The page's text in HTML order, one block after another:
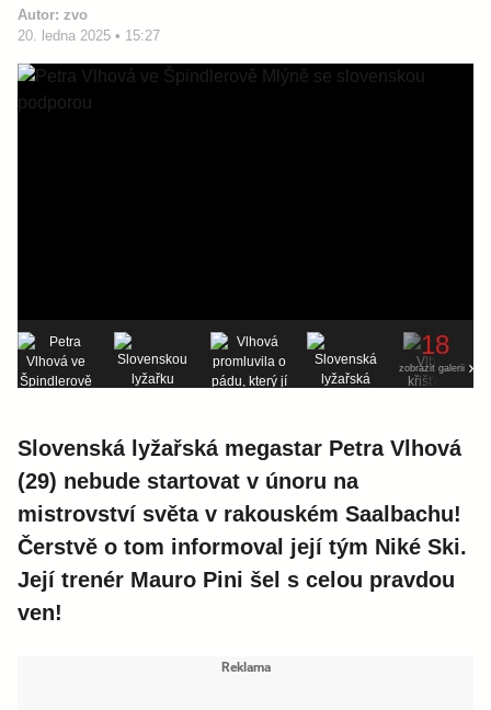
20. ledna 2025 • 15:27
Autor: zvo
18
zobrazit galerii
Slovenská lyžařská megastar Petra Vlhová
(29) nebude startovat v únoru na
mistrovství světa v rakouském Saalbachu!
Čerstvě o tom informoval její tým Niké Ski.
Její trenér Mauro Pini šel s celou pravdou
ven!